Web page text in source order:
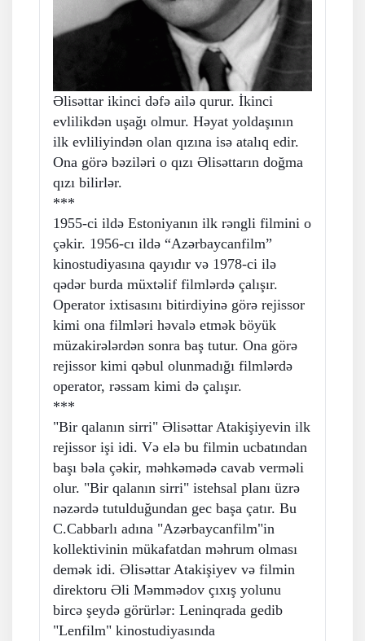
Əlisəttar ikinci dəfə ailə qurur. İkinci
evlilikdən uşağı olmur. Həyat yoldaşının
ilk evliliyindən olan qızına isə atalıq edir.
Ona görə bəziləri o qızı Əlisəttarın doğma
qızı bilirlər.
***
1955-ci ildə Estoniyanın ilk rəngli filmini o
çəkir. 1956-cı ildə “Azərbaycanfilm”
kinostudiyasına qayıdır və 1978-ci ilə
qədər burda müxtəlif filmlərdə çalışır.
Operator ixtisasını bitirdiyinə görə rejissor
kimi ona filmləri həvalə etmək böyük
müzakirələrdən sonra baş tutur. Ona görə
rejissor kimi qəbul olunmadığı filmlərdə
operator, rəssam kimi də çalışır.
***
"Bir qalanın sirri" Əlisəttar Atakişiyevin ilk
rejissor işi idi. Və elə bu filmin ucbatından
başı bəla çəkir, məhkəmədə cavab verməli
olur. "Bir qalanın sirri" istehsal planı üzrə
nəzərdə tutulduğundan gec başa çatır. Bu
C.Cabbarlı adına "Azərbaycanfilm"in
kollektivinin mükafatdan məhrum olması
demək idi. Əlisəttar Atakişiyev və filmin
direktoru Əli Məmmədov çıxış yolunu
bircə şeydə görürlər: Leninqrada gedib
"Lenfilm" kinostudiyasında